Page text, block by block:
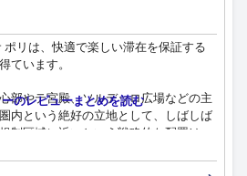
ビアンキ・スタツィオーネは、3つ星
ストパフォーマンスを提供していま
、高い水準の清潔さ、フレンドリーな
は、マントヴァを訪れる旅行者にとっ
朝食のバラエティや客室の装飾など、
ますが、ホテルは短期滞在の旅行者に
体験を提供します。
リは、快適で楽しい滞在を保証する
ています。
部やテ宮殿、ソルデッロ広場などの主
内という絶好の立地として、しばしば
制区域に近いという戦略的な配置は、
両立させており、近隣の駐車場オプシ
ています。
のレビューまとめを読む